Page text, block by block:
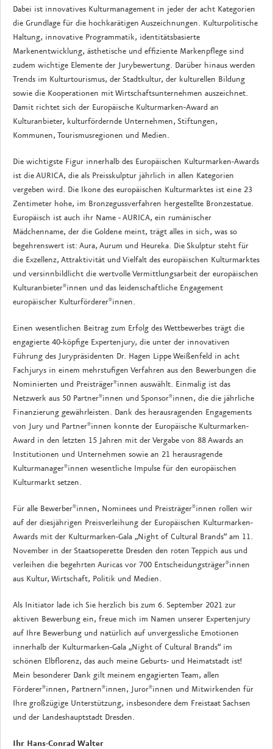
Dabei ist innovatives Kulturmanagement in jeder der acht Kategorien
die Grundlage für die hochkarätigen Auszeichnungen. Kulturpolitische
Haltung, innovative Programmatik, identitätsbasierte
Markenentwicklung, ästhetische und effiziente Markenpflege sind
zudem wichtige Elemente der Jurybewertung. Darüber hinaus werden
Trends im Kulturtourismus, der Stadtkultur, der kulturellen Bildung
sowie die Kooperationen mit Wirtschaftsunternehmen auszeichnet.
Damit richtet sich der Europäische Kulturmarken-Award an
Kulturanbieter, kulturfördernde Unternehmen, Stiftungen,
Kommunen, Tourismusregionen und Medien.
Die wichtigste Figur innerhalb des Europäischen Kulturmarken-Awards
ist die AURICA, die als Preisskulptur jährlich in allen Kategorien
vergeben wird. Die Ikone des europäischen Kulturmarktes ist eine 23
Zentimeter hohe, im Bronzegussverfahren hergestellte Bronzestatue.
Europäisch ist auch ihr Name - AURICA, ein rumänischer
Mädchenname, der die Goldene meint, trägt alles in sich, was so
begehrenswert ist: Aura, Aurum und Heureka. Die Skulptur steht für
die Exzellenz, Attraktivität und Vielfalt des europäischen Kulturmarktes
und versinnbildlicht die wertvolle Vermittlungsarbeit der europäischen
Kulturanbieter*innen und das leidenschaftliche Engagement
europäischer Kulturförderer*innen.
Einen wesentlichen Beitrag zum Erfolg des Wettbewerbes trägt die
engagierte 40-köpfige Expertenjury, die unter der innovativen
Führung des Jurypräsidenten Dr. Hagen Lippe Weißenfeld in acht
Fachjurys in einem mehrstufigen Verfahren aus den Bewerbungen die
Nominierten und Preisträger*innen auswählt. Einmalig ist das
Netzwerk aus 50 Partner*innen und Sponsor*innen, die die jährliche
Finanzierung gewährleisten. Dank des herausragenden Engagements
von Jury und Partner*innen konnte der Europäische Kulturmarken-
Award in den letzten 15 Jahren mit der Vergabe von 88 Awards an
Institutionen und Unternehmen sowie an 21 herausragende
Kulturmanager*innen wesentliche Impulse für den europäischen
Kulturmarkt setzen.
Für alle Bewerber*innen, Nominees und Preisträger*innen rollen wir
auf der diesjährigen Preisverleihung der Europäischen Kulturmarken-
Awards mit der Kulturmarken-Gala „Night of Cultural Brands“ am 11.
November in der Staatsoperette Dresden den roten Teppich aus und
verleihen die begehrten Auricas vor 700 Entscheidungsträger*innen
aus Kultur, Wirtschaft, Politik und Medien.
Als Initiator lade ich Sie herzlich bis zum 6. September 2021 zur
aktiven Bewerbung ein, freue mich im Namen unserer Expertenjury
auf Ihre Bewerbung und natürlich auf unvergessliche Emotionen
innerhalb der Kulturmarken-Gala „Night of Cultural Brands“ im
schönen Elbflorenz, das auch meine Geburts- und Heimatstadt ist!
Mein besonderer Dank gilt meinem engagierten Team, allen
Förderer*innen, Partnern*innen, Juror*innen und Mitwirkenden für
Ihre großzügige Unterstützung, insbesondere dem Freistaat Sachsen
und der Landeshauptstadt Dresden.
Ihr Hans-Conrad Walter